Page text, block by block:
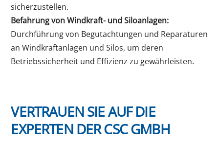
sicherzustellen.
Befahrung von Windkraft- und Siloanlagen:
Durchführung von Begutachtungen und Reparaturen
an Windkraftanlagen und Silos, um deren
Betriebssicherheit und Effizienz zu gewährleisten.
VERTRAUEN SIE AUF DIE
EXPERTEN DER CSC GMBH